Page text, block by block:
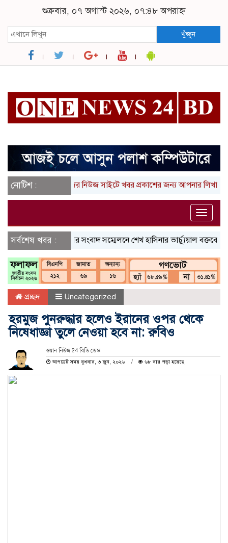
শুক্রবার, ০৭ অগাস্ট ২০২৬, ০৭:৪৮ অপরাহ্ন
খুঁজুন
নোটিশ :আমাদের নিউজ সাইটে খবর প্রকাশের জন্য আপনার লিখা (তথ্য,
Toggle
সর্বশেষ খবর :দিল্লির সংবাদ সম্মেলনে শেখ হাসিনার ভার্চ্যুয়াল বক্তব্যে
প্রচ্ছদ Uncategorized
হরমুজ পুনরুদ্ধার হলেও ইরানের ওপর থেকে
নিষেধাজ্ঞা তুলে নেওয়া হবে না: রুবিও
ওয়ান নিউজ 24 বিডি ডেস্ক
আপডেট সময় বুধবার, ৩ জুন, ২০২৬
৬৮ বার পড়া হয়েছে